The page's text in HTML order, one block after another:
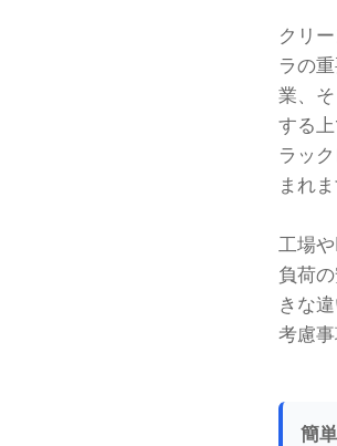
クリ
ラの
業、
する
ラッ
まれま
工場
負荷
きな
考慮
簡